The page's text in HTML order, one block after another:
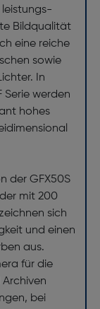
leistungs­
Bildqualität
eine reiche
sowie
In
werden
hohes
der GFX50S
mit 200
sich
und einen
aus.
für die
bei